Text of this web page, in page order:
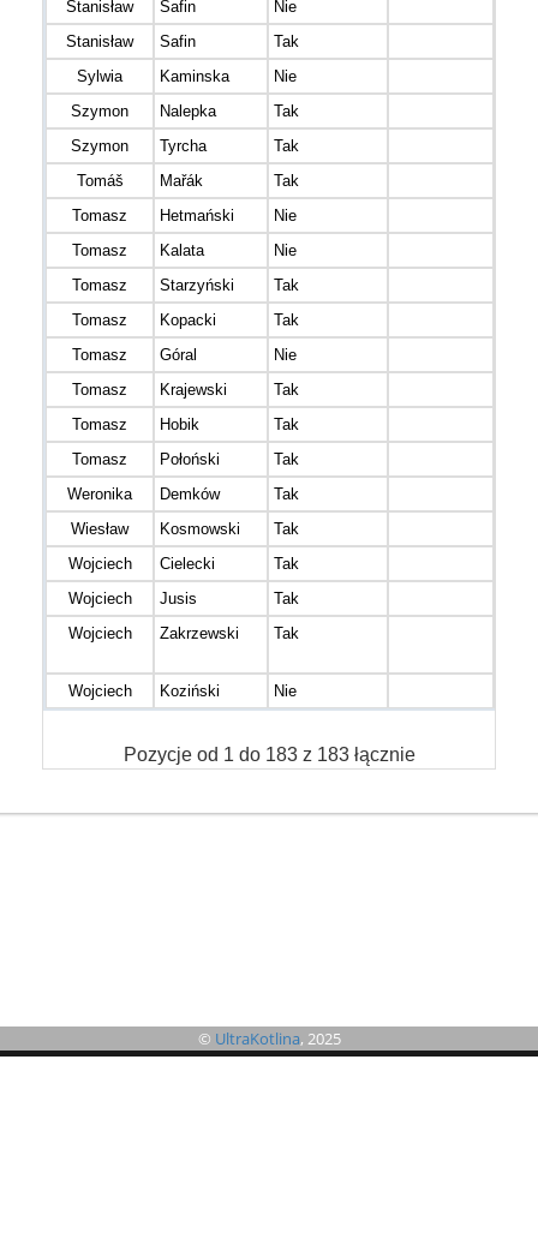
Stanisław
Safin Nie
Stanisław
Safin Tak
Sylwia
Kaminska
Nie
Szymon
Nalepka
Tak
Szymon
Tyrcha
Tak
Tomáš
Mařák
Tak
Tomasz
Hetmański Nie
Tomasz
Kalata
Nie
Tomasz
Starzyński
Tak
Tomasz
Kopacki
Tak
Tomasz
Góral
Nie
Tomasz
Krajewski
Tak
Tomasz
Hobik
Tak
Tomasz
Połoński
Tak
Weronika
Demków Tak
Wiesław
Kosmowski
Tak
Wojciech
Cielecki Tak
Wojciech
Jusis
Tak
Wojciech
Zakrzewski Tak
Wojciech
Koziński Nie
Pozycje od 1 do 183 z 183 łącznie
© UltraKotlina, 2025